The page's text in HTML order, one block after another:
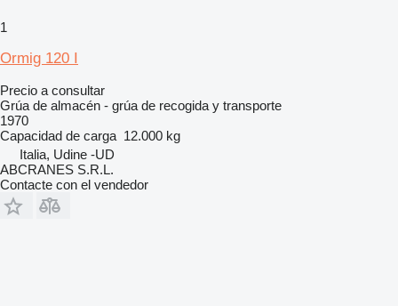
1
Ormig 120 I
Precio a consultar
Grúa de almacén - grúa de recogida y transporte
1970
Capacidad de carga 12.000 kg
Italia, Udine -UD
ABCRANES S.R.L.
Contacte con el vendedor